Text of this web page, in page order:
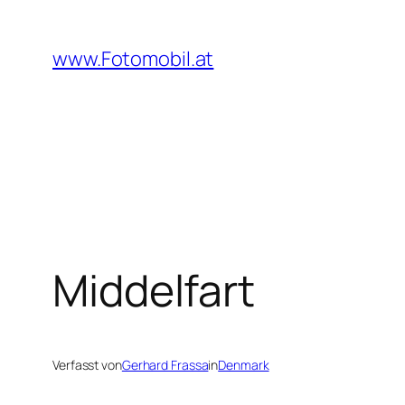
springen
www.Fotomobil.at
Middelfart
Verfasst vonGerhard FrassainDenmark